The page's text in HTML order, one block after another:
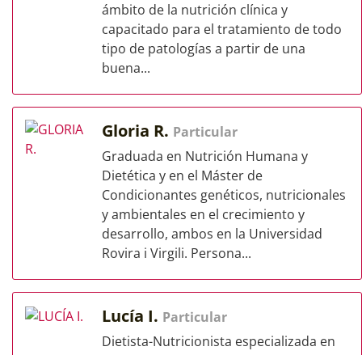
ámbito de la nutrición clínica y
capacitado para el tratamiento de todo
tipo de patologías a partir de una
buena...
Gloria R. Particular
Graduada en Nutrición Humana y
Dietética y en el Máster de
Condicionantes genéticos, nutricionales
y ambientales en el crecimiento y
desarrollo, ambos en la Universidad
Rovira i Virgili. Persona...
Lucía I. Particular
Dietista-Nutricionista especializada en